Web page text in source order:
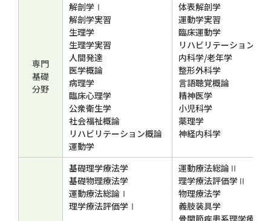
専門
基礎
分野
解剖学Ⅰ
解剖学実習
生理学
生理学実習
人間発達
医学概論
病理学
臨床心理学
公衆衛生学
社会福祉概論
リハビリテーション概論
運動学
体表解剖学
運動学実習
臨床運動学
リハビリテーション医学
内科学/老年学
整形外科学
言語聴覚概論
精神医学
小児科学
薬理学
神経内科学
基礎理学療法学
基礎物理療法学
運動療法総論Ⅰ
理学療法評価学Ⅰ
運動療法総論Ⅱ
理学療法評価学Ⅱ
物理療法学
義肢装具学